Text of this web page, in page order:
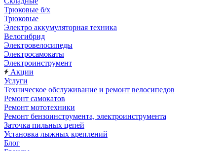
Трюковые б/х
Трюковые
Электро аккумуляторная техника
Велогибрид
Электровелосипеды
Электросамокаты
Электроинструмент
Акции
Услуги
Техническое обслуживание и ремонт велосипедов
Ремонт самокатов
Ремонт мототехники
Ремонт бензоинструмента, электроинструмента
Заточка пильных цепей
Установка лыжных креплений
Блог